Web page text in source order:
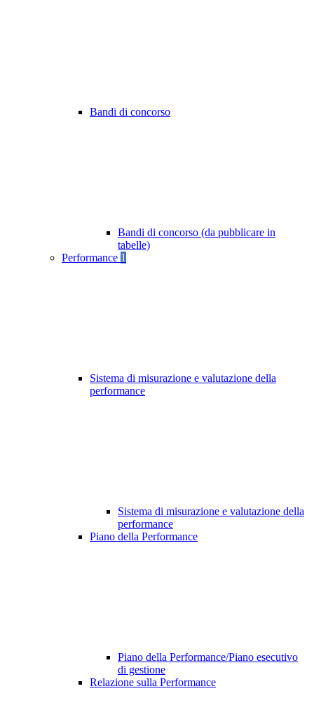
Bandi di concorso
Bandi di concorso (da pubblicare in
tabelle)
Performance 1
Sistema di misurazione e valutazione della
performance
Sistema di misurazione e valutazione della
performance
Piano della Performance
Piano della Performance/Piano esecutivo
di gestione
Relazione sulla Performance